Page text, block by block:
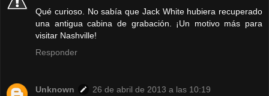
Qué curioso. No sabía que Jack White hubiera recuperado
una antigua cabina de grabación. ¡Un motivo más para
visitar Nashville!
Responder
Unknown
26 de abril de 2013 a las 10:19